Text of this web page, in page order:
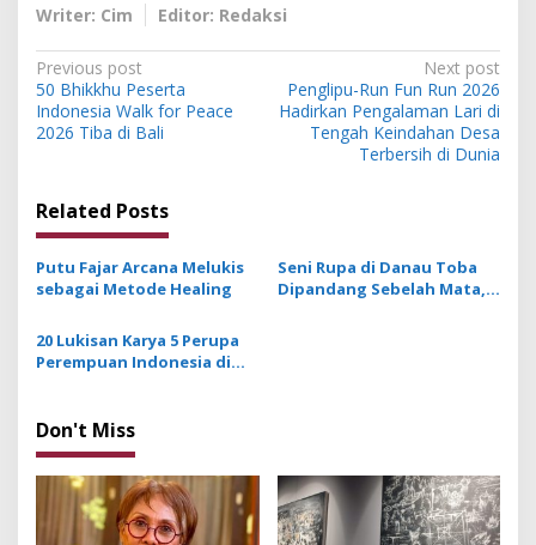
Writer: Cim
Editor: Redaksi
P
o
s
n
a
v
i
g
a
i
o
n
Previous post
50 Bhikkhu Peserta
Indonesia Walk for Peace
2026 Tiba di Bali
Next post
Penglipu-Run Fun Run 2026
Hadirkan Pengalaman Lari di
Tengah Keindahan Desa
Terbersih di Dunia
Related Posts
Putu Fajar Arcana Melukis
sebagai Metode Healing
Seni Rupa di Danau Toba
Dipandang Sebelah Mata, 9
20 Lukisan Karya 5 Perupa
Perempuan Indonesia di
Don't Miss